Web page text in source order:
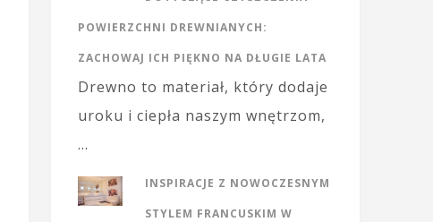
POWIERZCHNI DREWNIANYCH:
ZACHOWAJ ICH PIĘKNO NA DŁUGIE LATA
Drewno to materiał, który dodaje
uroku i ciepła naszym wnętrzom,
…
INSPIRACJE Z NOWOCZESNYM
STYLEM FRANCUSKIM W